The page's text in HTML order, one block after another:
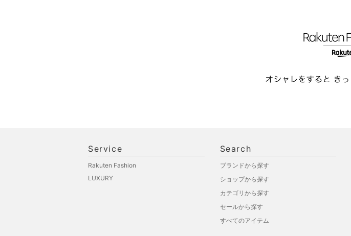
Service
Rakuten Fashion
LUXURY
Search
ブランドから探す
ショップから探す
カテゴリから探す
セールから探す
すべてのアイテム